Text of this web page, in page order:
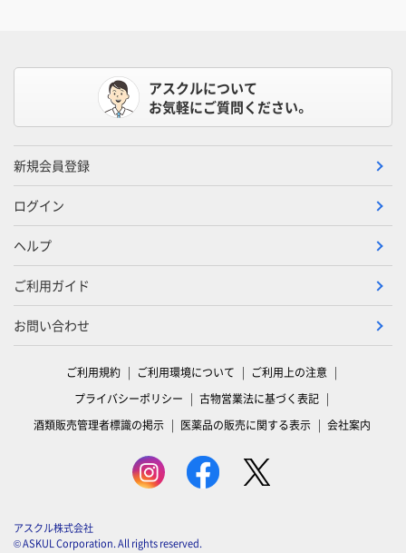
アスクルについて
お気軽にご質問ください。
新規会員登録
ログイン
ヘルプ
ご利用ガイド
お問い合わせ
ご利用規約 ご利用環境について
ご利用上の注意
プライバシーポリシー
古物営業法に基づく表記
酒類販売管理者標識の掲示
医薬品の販売に関する表示 会社案内
アスクル株式会社
© ASKUL Corporation. All rights reserved.